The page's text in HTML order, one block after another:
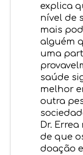
explica
nível de
mais
alguém
uma
saúde
melhor
outra
Dr.
de que
doação